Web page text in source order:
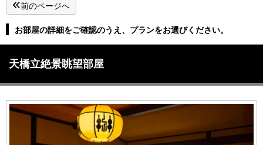
前のページへ
お部屋の詳細をご確認のうえ、プランをお選びください。
天橋立絶景眺望部屋